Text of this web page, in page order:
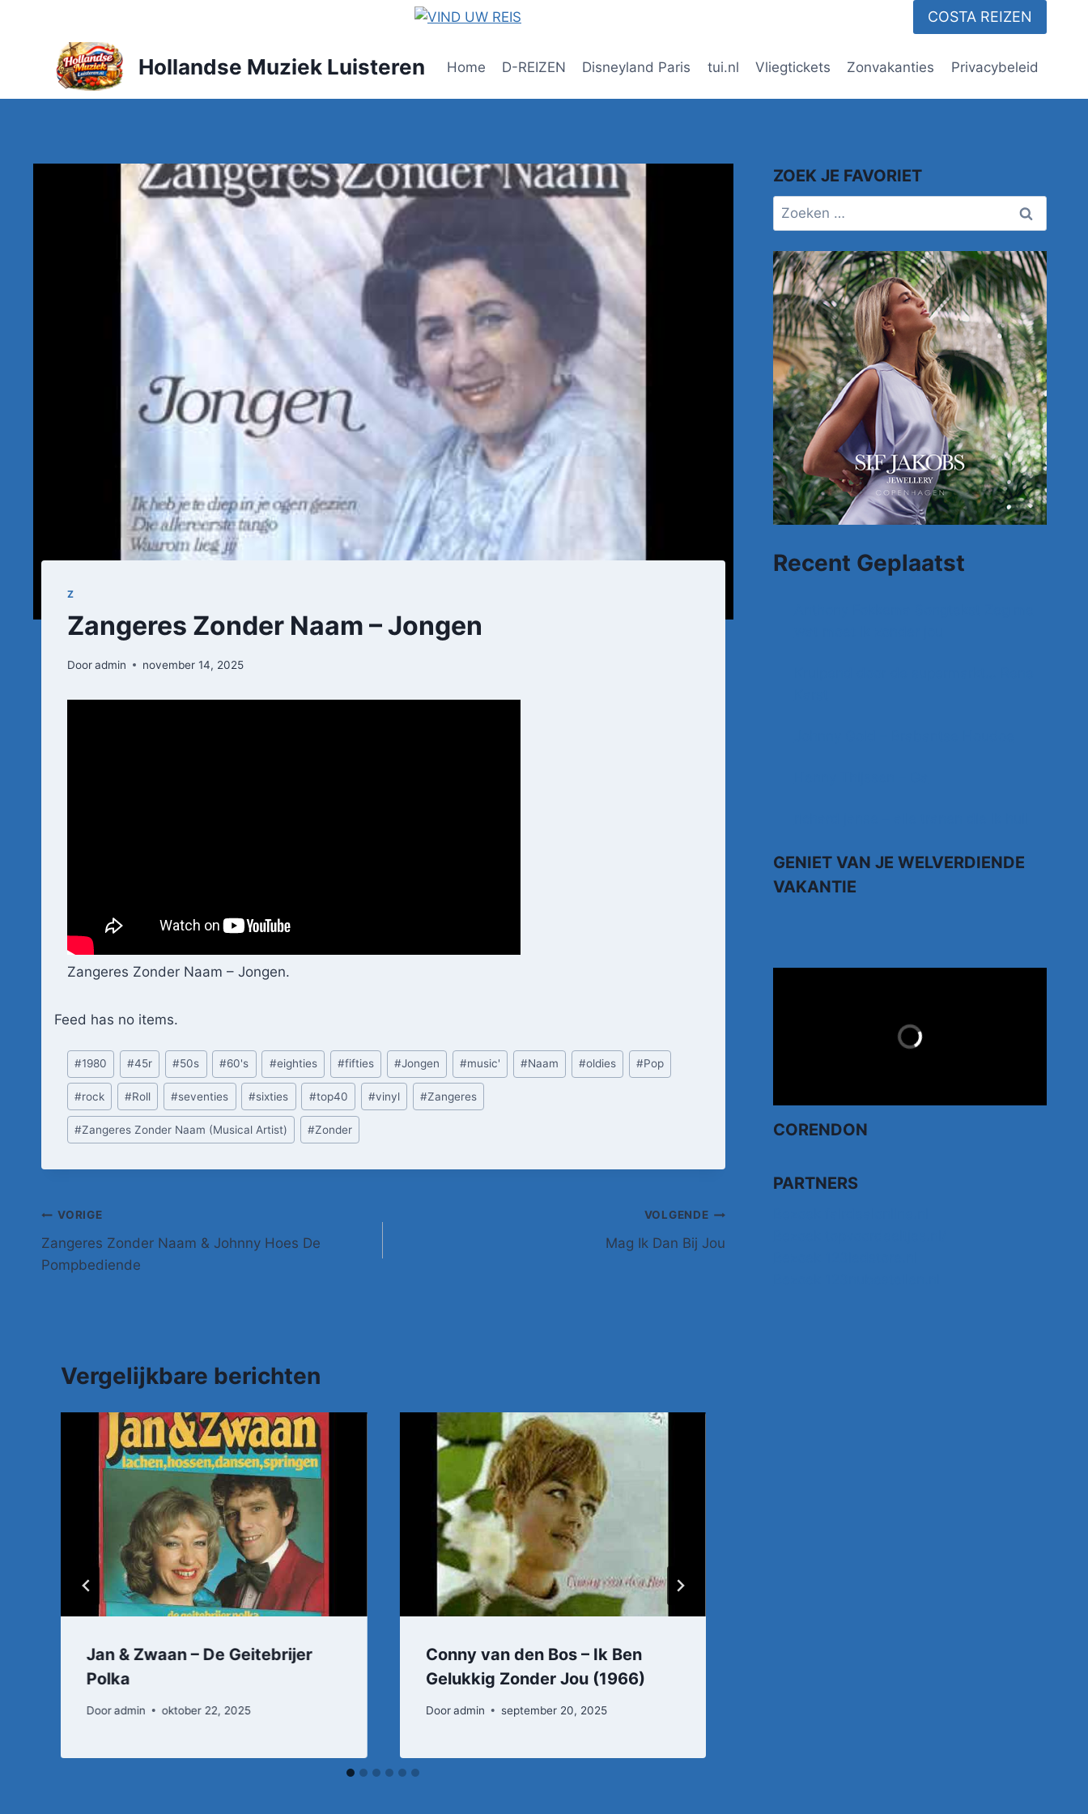
COSTA REIZEN
Hollandse Muziek Luisteren Home D-REIZEN Disneyland Paris tui.nl Vliegtickets Zonvakanties Privacybeleid
Z
Zangeres Zonder Naam – Jongen
Dooradmin november 14, 2025
Zangeres Zonder Naam – Jongen.
Feed has no items.
Bericht
tags:
#1980 #45r #50s #60's #eighties #fifties #Jongen #music' #Naam #oldies #Pop
#rock #Roll #seventies #sixties #top40 #vinyl #Zangeres
#Zangeres Zonder Naam (Musical Artist) #Zonder
Bericht
navigatie
VORIGE
Zangeres Zonder Naam & Johnny Hoes De
Pompbediende
VOLGENDE
Mag Ik Dan Bij Jou
Vergelijkbare berichten
Jan & Zwaan – De Geitebrijer
Polka
Dooradmin oktober 22, 2025
Conny van den Bos – Ik Ben
Gelukkig Zonder Jou (1966)
Door admin september 20, 2025
ZOEK JE FAVORIET
Zoeken
naar:
Recent Geplaatst
GENIET VAN JE WELVERDIENDE
VAKANTIE
CORENDON
PARTNERS